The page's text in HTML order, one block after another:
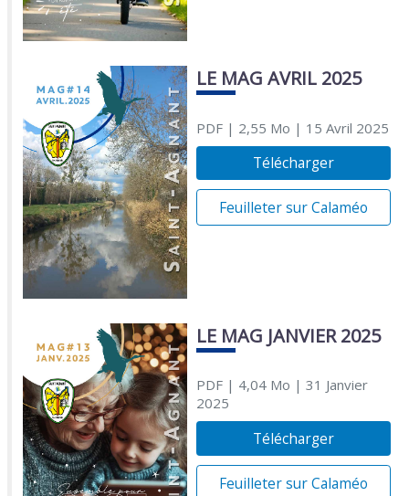
LE MAG AVRIL 2025
PDF| 2,55 Mo | 15 Avril 2025
Télécharger
Feuilleter sur Calaméo
LE MAG JANVIER 2025
PDF| 4,04 Mo | 31 Janvier
2025
Télécharger
Feuilleter sur Calaméo